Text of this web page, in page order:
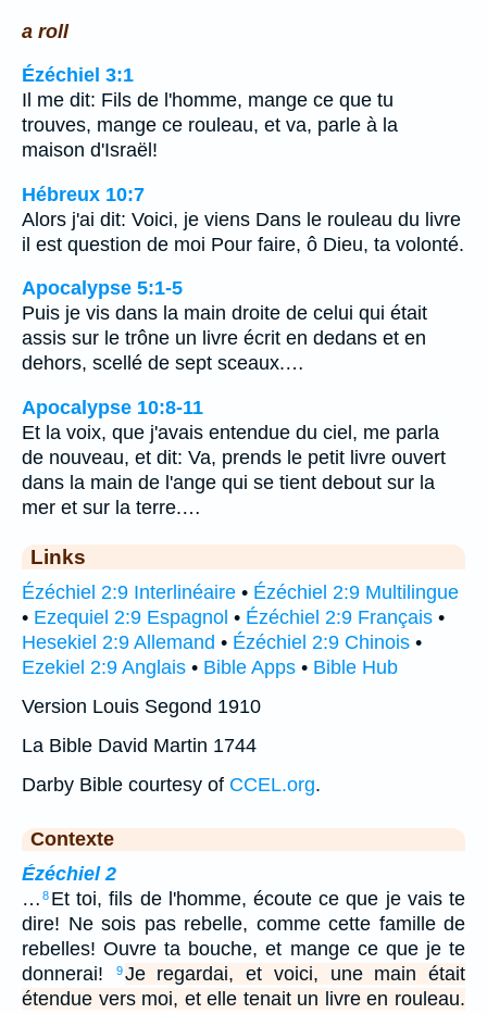
a roll
Ézéchiel 3:1
Il me dit: Fils de l'homme, mange ce que tu
trouves, mange ce rouleau, et va, parle à la
maison d'Israël!
Hébreux 10:7
Alors j'ai dit: Voici, je viens Dans le rouleau du livre
il est question de moi Pour faire, ô Dieu, ta volonté.
Apocalypse 5:1-5
Puis je vis dans la main droite de celui qui était
assis sur le trône un livre écrit en dedans et en
dehors, scellé de sept sceaux.…
Apocalypse 10:8-11
Et la voix, que j'avais entendue du ciel, me parla
de nouveau, et dit: Va, prends le petit livre ouvert
dans la main de l'ange qui se tient debout sur la
mer et sur la terre.…
Links
Ézéchiel 2:9 Interlinéaire • Ézéchiel 2:9 Multilingue
• Ezequiel 2:9 Espagnol • Ézéchiel 2:9 Français •
Hesekiel 2:9 Allemand • Ézéchiel 2:9 Chinois •
Ezekiel 2:9 Anglais • Bible Apps • Bible Hub
Version Louis Segond 1910
La Bible David Martin 1744
Darby Bible courtesy of CCEL.org.
Contexte
Ézéchiel 2
… 8 Et toi, fils de l'homme, écoute ce que je vais te
dire! Ne sois pas rebelle, comme cette famille de
rebelles! Ouvre ta bouche, et mange ce que je te
donnerai!
9Je regardai, et voici, une main était
étendue vers moi, et elle tenait un livre en rouleau.